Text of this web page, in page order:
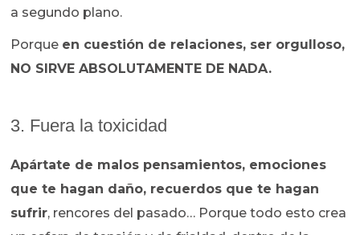
a segundo plano.
Porque en cuestión de relaciones, ser orgulloso,
NO SIRVE ABSOLUTAMENTE DE NADA.
3. Fuera la toxicidad
Apártate de malos pensamientos, emociones
que te hagan daño, recuerdos que te hagan
sufrir, rencores del pasado… Porque todo esto crea